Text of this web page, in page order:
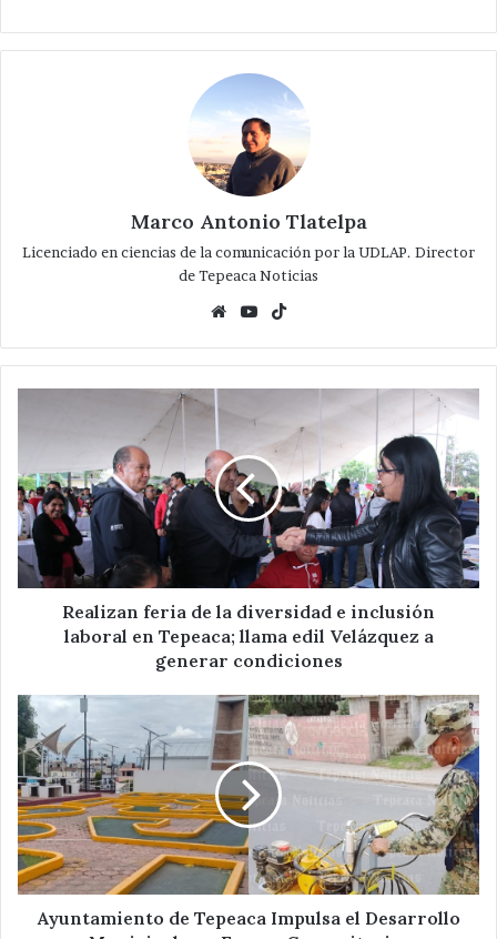
Marco Antonio Tlatelpa
Licenciado en ciencias de la comunicación por la UDLAP. Director
de Tepeaca Noticias
WebsiteYouTube
diversidad
e
inclusión
laboral
en
Tepeaca;
a
generar
condiciones
Realizan feria de la diversidad e inclusión
laboral en Tepeaca; llama edil Velázquez a
generar condiciones
Ayuntamiento
de
Tepeaca
Impulsa
el
Desarrollo
Municipal
con
Faenas
Comunitarias
Ayuntamiento de Tepeaca Impulsa el Desarrollo